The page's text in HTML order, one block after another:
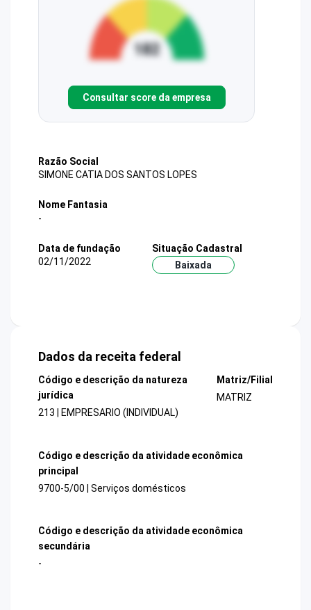
Consultar score da empresa
Razão Social
SIMONE CATIA DOS SANTOS LOPES
Nome Fantasia
-
Data de fundação
02/11/2022
Situação Cadastral
Baixada
Dados da receita federal
Código e descrição da natureza
jurídica
213 | EMPRESARIO (INDIVIDUAL)
Matriz/Filial
MATRIZ
Código e descrição da atividade econômica
principal
9700-5/00 | Serviços domésticos
Código e descrição da atividade econômica
secundária
-